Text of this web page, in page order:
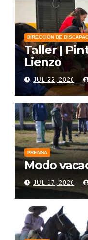
DIRECCIÓN DE
Taller |
Lienzo
JUL 22, 2026
PRENSA
Modo
JUL 17, 2026